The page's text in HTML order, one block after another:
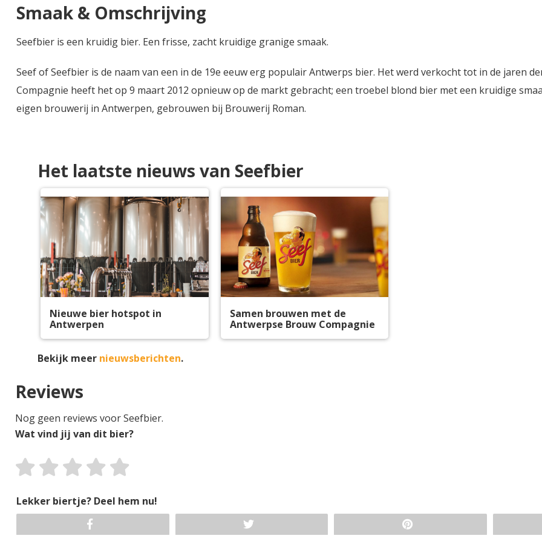
Smaak & Omschrijving
Seefbier is een kruidig bier. Een frisse, zacht kruidige granige smaak.
Seef of Seefbier is de naam van een in de 19e eeuw erg populair Antwerps bier. Het werd verkocht tot in de jaren
Compagnie heeft het op 9 maart 2012 opnieuw op de markt gebracht; een troebel blond bier met een kruidige
eigen brouwerij in Antwerpen, gebrouwen bij Brouwerij Roman.
Het laatste nieuws van Seefbier
Nieuwe bier hotspot in
Antwerpen
Samen brouwen met de
Antwerpse Brouw Compagnie
Bekijk meer nieuwsberichten.
Reviews
Nog geen reviews voor Seefbier.
Wat vind jij van dit bier?
Lekker biertje? Deel hem nu!